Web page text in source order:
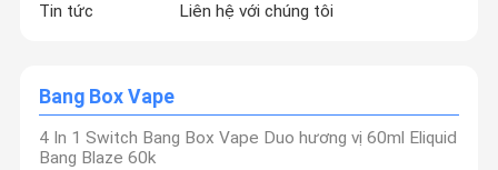
Tin tức
Liên hệ với chúng tôi
Bang Box Vape
4 In 1 Switch Bang Box Vape Duo hương vị 60ml Eliquid
Bang Blaze 60k